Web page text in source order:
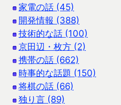
家電の話 (45)
開発情報 (388)
技術的な話 (100)
京田辺・枚方 (2)
携帯の話 (662)
時事的な話題 (150)
将棋の話 (66)
独り言 (89)